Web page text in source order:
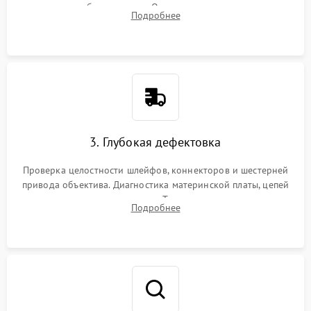
вспышки для безопасности. Очистка внутренних узлов от
пыли, песка и следов влаги с помощью спецсредств.
Подробнее
3. Глубокая дефектовка
Проверка целостности шлейфов, коннекторов и шестерней
привода объектива. Диагностика материнской платы, цепей
питания и картоприемника. Тестирование механизма
затвора и блока внутрикамерной стабилизации.
Подробнее